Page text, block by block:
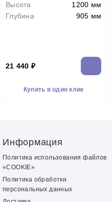
Высота
1200 мм
Глубина
905 мм
21 440 ₽
Купить в один клик
Информация
Политика использования файлов
«COOKIE»
Политика обработки
персональных данных